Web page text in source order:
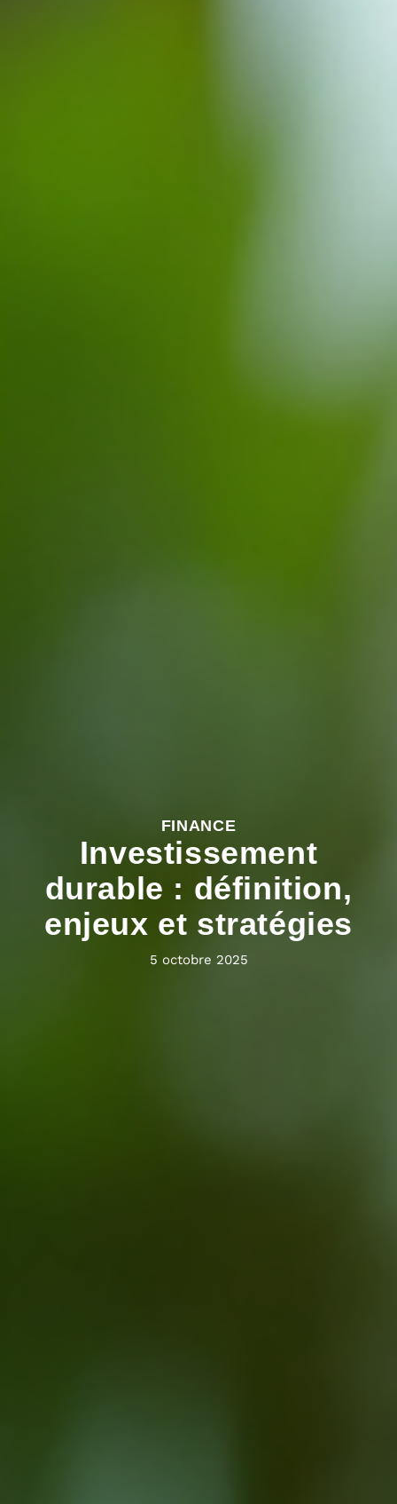
FINANCE
Investissement
durable : définition,
enjeux et stratégies
5 octobre 2025